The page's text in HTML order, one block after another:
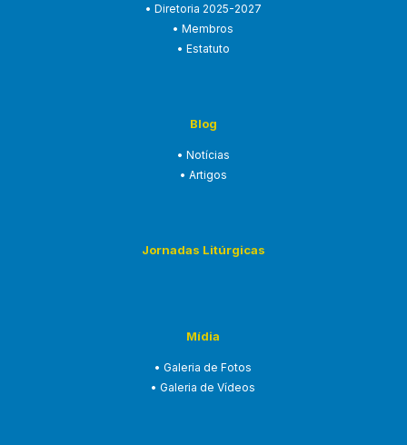
• Diretoria 2025-2027
• Membros
• Estatuto
Blog
• Notícias
• Artigos
Jornadas Litúrgicas
Mídia
• Galeria de Fotos
• Galeria de Vídeos